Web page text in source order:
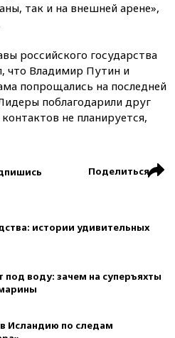
так и на внешней арене»,
российского государства
что Владимир Путин и
попрощались на последней
поблагодарили друг
не планируется,
Поделиться
истории удивительных
под воду: зачем на суперъяхты
Исландию по следам